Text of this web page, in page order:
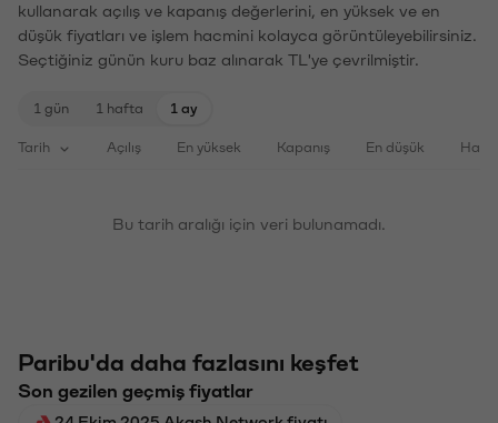
kullanarak açılış ve kapanış değerlerini, en yüksek ve en
düşük fiyatları ve işlem hacmini kolayca görüntüleyebilirsiniz.
Seçtiğiniz günün kuru baz alınarak TL'ye çevrilmiştir.
1 gün 1 hafta 1 ay
Tarih Açılış En yüksek Kapanış En düşük
Bu tarih aralığı için veri bulunamadı.
Paribu'da daha fazlasını keşfet
Son gezilen geçmiş fiyatlar